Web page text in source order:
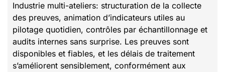
Industrie multi-ateliers: structuration de la collecte
des preuves, animation d’indicateurs utiles au
pilotage quotidien, contrôles par échantillonnage et
audits internes sans surprise. Les preuves sont
disponibles et fiables, et les délais de traitement
s’améliorent sensiblement, conformément aux